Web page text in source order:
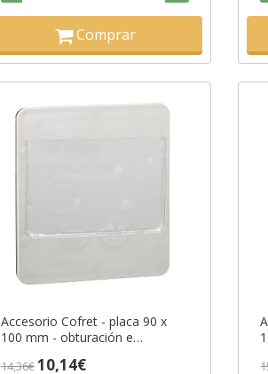
Comprar
Accesorio Cofret - placa 90 x
100 mm - obturación e
Schneider Electric [PLAZO 3-6
14,36€10,14€